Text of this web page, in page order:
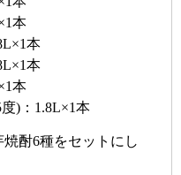
本
本
本
本
)：1.8L×1本
酎6種をセットにし